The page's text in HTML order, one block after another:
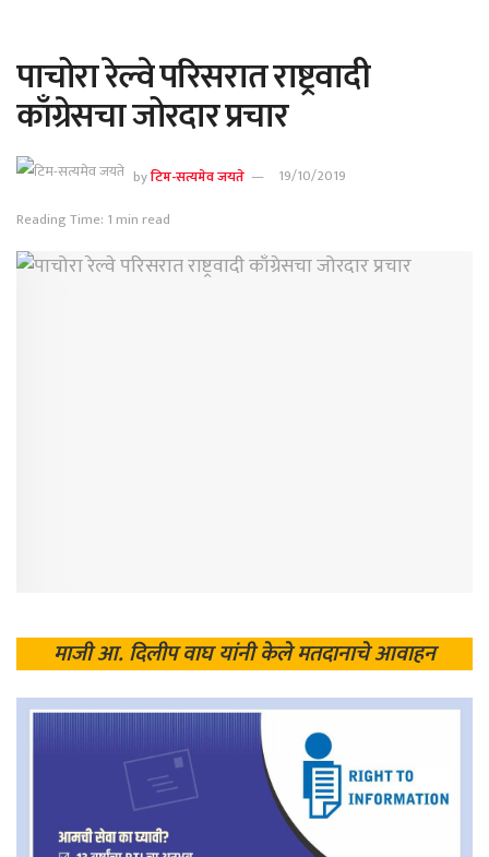
पाचोरा रेल्वे परिसरात राष्ट्रवादी
काँग्रेसचा जोरदार प्रचार
byटिम-सत्यमेव जयते
19/10/2019
Reading Time: 1 min read
माजी आ. दिलीप वाघ यांनी केले मतदानाचे आवाहन